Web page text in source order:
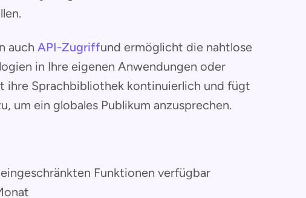
auch API-Zugriffund ermöglicht die nahtlose
in Ihre eigenen Anwendungen oder
ihre Sprachbibliothek kontinuierlich und fügt
um ein globales Publikum anzusprechen.
Funktionen verfügbar